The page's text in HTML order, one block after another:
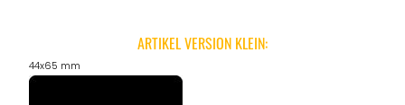
ARTIKEL VERSION KLEIN:
44x65 mm